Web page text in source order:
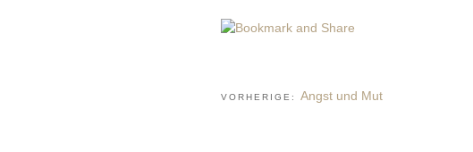
VORHERIGE: Angst und Mut